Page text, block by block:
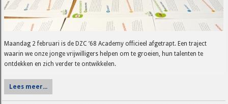
Maandag 2 februari is de DZC ’68 Academy officieel afgetrapt. Een traject
waarin we onze jonge vrijwilligers helpen om te groeien, hun talenten te
ontdekken en zich verder te ontwikkelen.
Lees meer...